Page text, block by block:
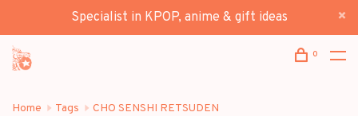
Specialist in KPOP, anime & gift ideas
0
Home Tags CHO SENSHI RETSUDEN